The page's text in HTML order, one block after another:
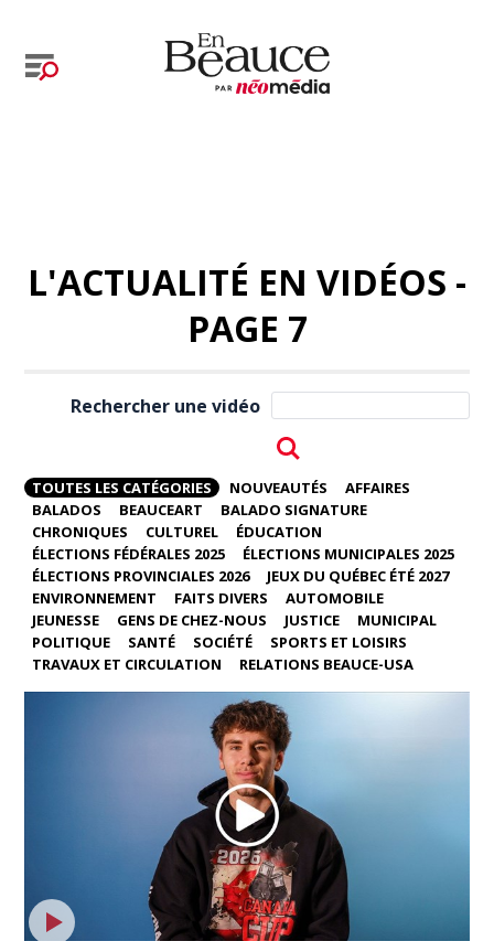
L'ACTUALITÉ EN VIDÉOS -
PAGE 7
Rechercher une vidéo
TOUTES LES CATÉGORIES NOUVEAUTÉS
AFFAIRES
BALADOS
BEAUCEART
BALADO SIGNATURE
CHRONIQUES
CULTUREL
ÉDUCATION
ÉLECTIONS FÉDÉRALES 2025
ÉLECTIONS MUNICIPALES 2025
ÉLECTIONS PROVINCIALES 2026
JEUX DU QUÉBEC ÉTÉ 2027
ENVIRONNEMENT
FAITS DIVERS
AUTOMOBILE
JEUNESSE
GENS DE CHEZ-NOUS JUSTICE
MUNICIPAL
POLITIQUE
SANTÉ SOCIÉTÉ
SPORTS ET LOISIRS
TRAVAUX ET CIRCULATION
RELATIONS BEAUCE-USA